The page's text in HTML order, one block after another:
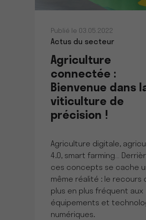
Publié le 03.05.2022
Actus du secteur
Agriculture
connectée :
Bienvenue dans
viticulture de
précision !
Agriculture digitale,
4.0, smart farming…
ces concepts se cache
même réalité : le recours
plus en plus fréquent aux
équipements et
numériques.